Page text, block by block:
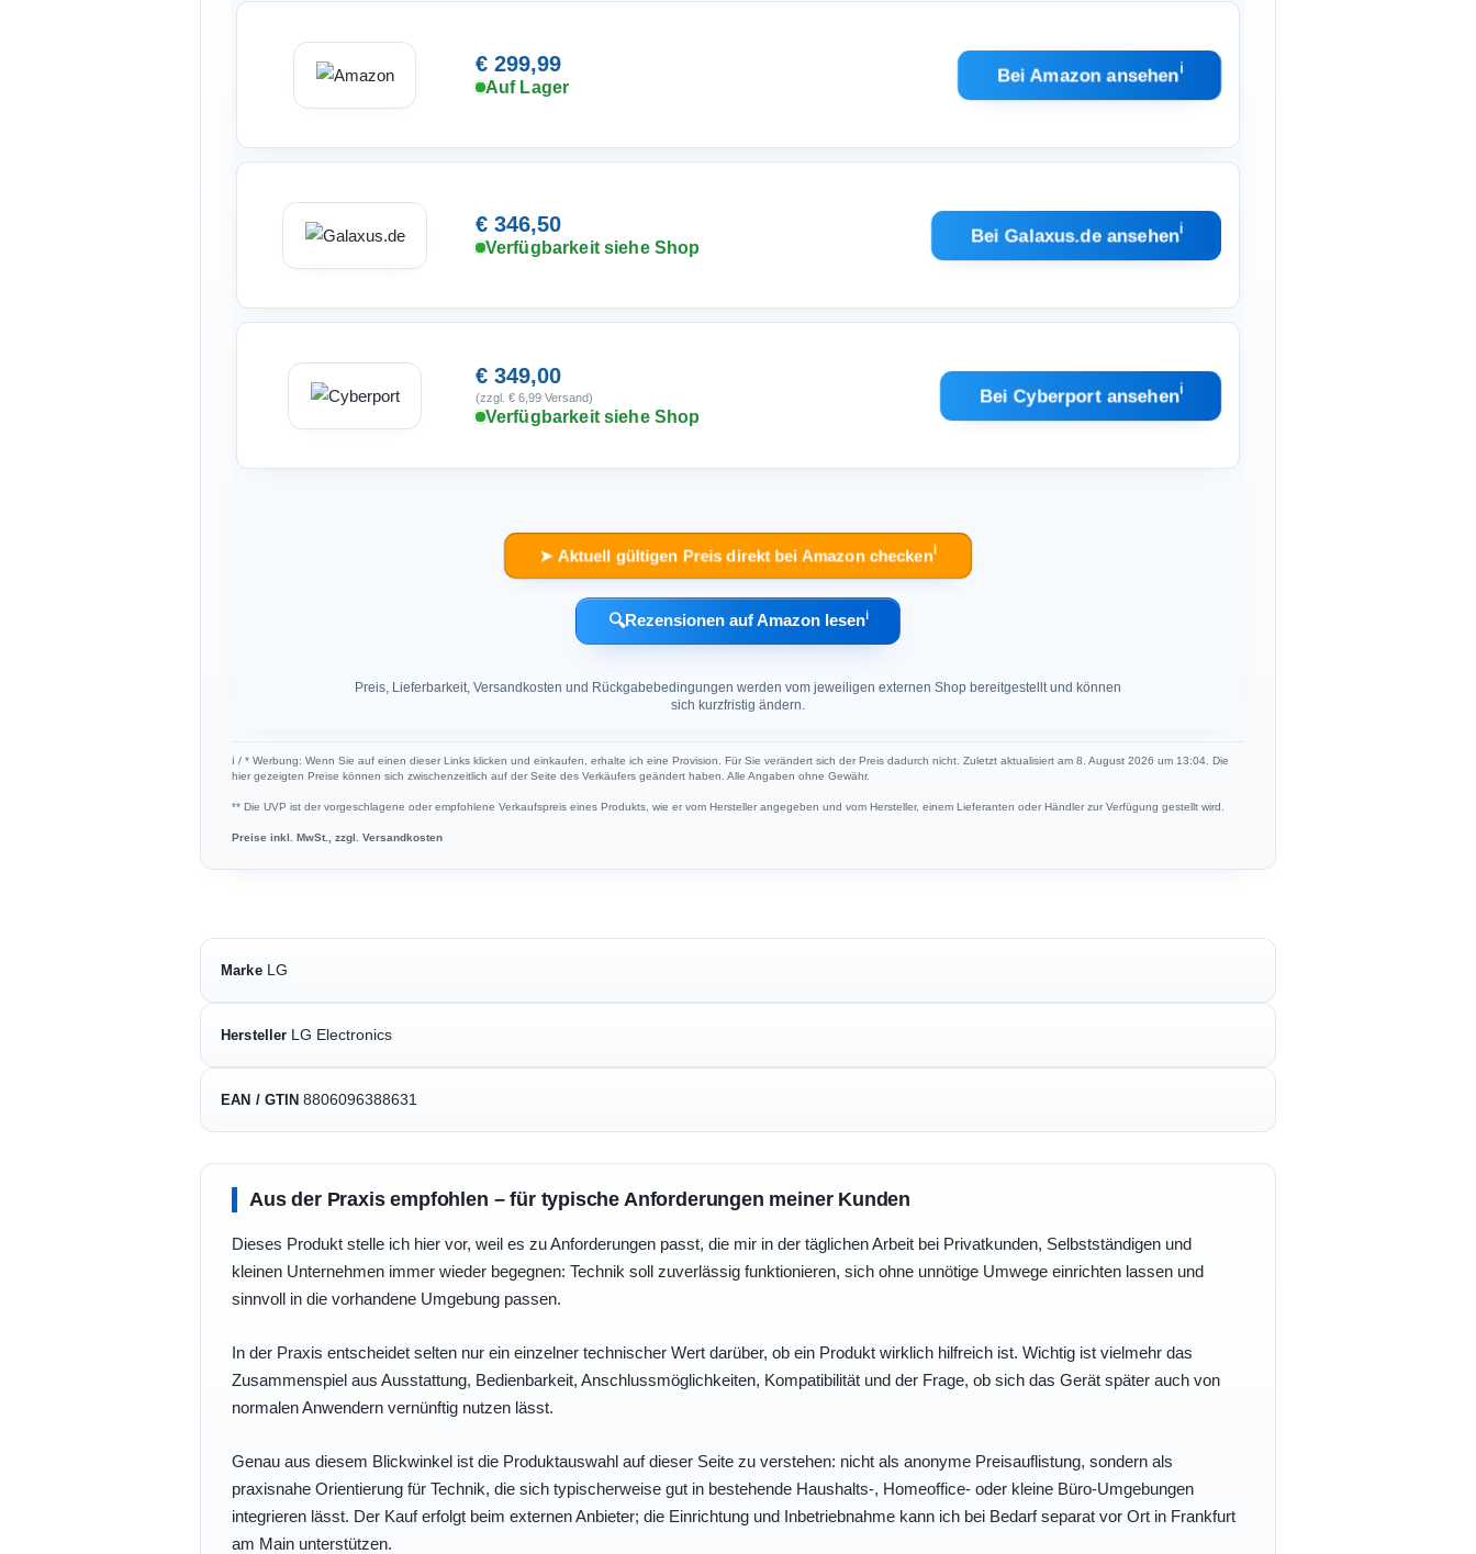
€ 299,99
Auf Lager
Bei Amazon ansehenℹ︎
€ 346,50
Verfügbarkeit siehe Shop
Bei Galaxus.de ansehenℹ︎
€ 349,00
(zzgl. € 6,99 Versand)
Verfügbarkeit siehe Shop
Bei Cyberport ansehenℹ︎
➤ Aktuell gültigen Preis direkt bei Amazon checkenℹ︎
🔍Rezensionen auf Amazon lesenℹ︎
Preis, Lieferbarkeit, Versandkosten und Rückgabebedingungen werden vom jeweiligen externen Shop bereitgestellt und können
sich kurzfristig ändern.
ℹ︎ / * Werbung: Wenn Sie auf einen dieser Links klicken und einkaufen, erhalte ich eine Provision. Für Sie verändert sich der Preis dadurch nicht. Zuletzt aktualisiert am 8. August 2026 um 13:04. Die
hier gezeigten Preise können sich zwischenzeitlich auf der Seite des Verkäufers geändert haben. Alle Angaben ohne Gewähr.
** Die UVP ist der vorgeschlagene oder empfohlene Verkaufspreis eines Produkts, wie er vom Hersteller angegeben und vom Hersteller, einem Lieferanten oder Händler zur Verfügung gestellt wird.
Preise inkl. MwSt., zzgl. Versandkosten
Marke LG
Hersteller LG Electronics
EAN / GTIN 8806096388631
Aus der Praxis empfohlen – für typische Anforderungen meiner Kunden
Dieses Produkt stelle ich hier vor, weil es zu Anforderungen passt, die mir in der täglichen Arbeit bei Privatkunden, Selbstständigen und
kleinen Unternehmen immer wieder begegnen: Technik soll zuverlässig funktionieren, sich ohne unnötige Umwege einrichten lassen und
sinnvoll in die vorhandene Umgebung passen.
In der Praxis entscheidet selten nur ein einzelner technischer Wert darüber, ob ein Produkt wirklich hilfreich ist. Wichtig ist vielmehr das
Zusammenspiel aus Ausstattung, Bedienbarkeit, Anschlussmöglichkeiten, Kompatibilität und der Frage, ob sich das Gerät später auch von
normalen Anwendern vernünftig nutzen lässt.
Genau aus diesem Blickwinkel ist die Produktauswahl auf dieser Seite zu verstehen: nicht als anonyme Preisauflistung, sondern als
praxisnahe Orientierung für Technik, die sich typischerweise gut in bestehende Haushalts-, Homeoffice- oder kleine Büro-Umgebungen
integrieren lässt. Der Kauf erfolgt beim externen Anbieter; die Einrichtung und Inbetriebnahme kann ich bei Bedarf separat vor Ort in Frankfurt
am Main unterstützen.